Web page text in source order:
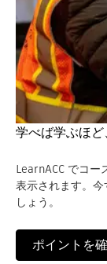
学べば学ぶほど
LearnACC でコ
表示されます。
しょう。
ポイントを